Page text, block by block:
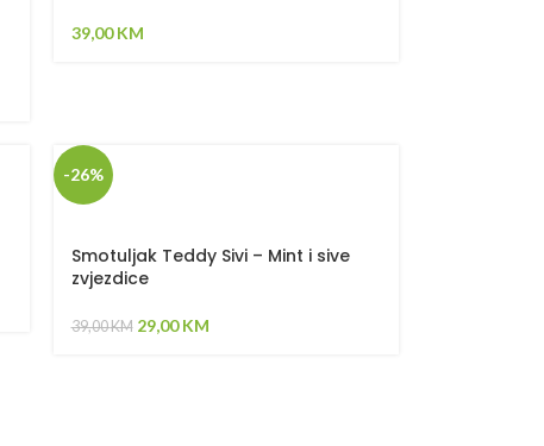
39,00KM
-26%
Smotuljak Teddy Sivi – Mint i sive
zvjezdice
39,00KM 29,00KM